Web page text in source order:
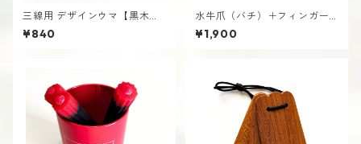
三線用 デザインウマ【黒木
製】 2個セット さんしん うま
¥840
水牛爪（バチ）＋フィンガー
ピック（茶）特価品 三線用 ば
ち つめ さんしん
¥1,900